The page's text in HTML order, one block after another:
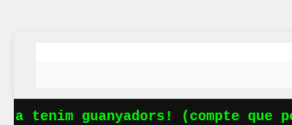
tenim guanyadors! (compte que